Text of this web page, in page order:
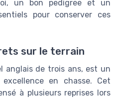
un bon pedigree et un
pour conserver ces
sur le terrain
anglais de trois ans, est un
en chasse. Cet
à plusieurs reprises lors